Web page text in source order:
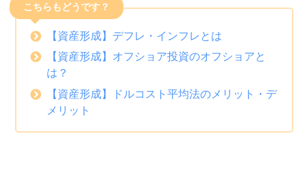
こちらもどうです？
【資産形成】デフレ・インフレとは
【資産形成】オフショア投資のオフショアと
は？
【資産形成】ドルコスト平均法のメリット・デ
メリット